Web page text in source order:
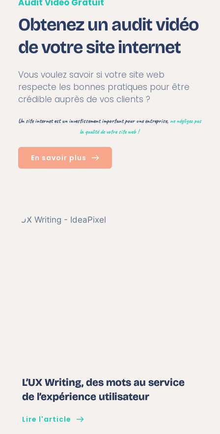
Audit Vidéo Gratuit
Obtenez un audit vidéo
de votre site internet
Vous voulez savoir si votre site web
respecte les bonnes pratiques pour être
crédible auprès de vos clients ?
Un site internet est un investissement important pour une entreprise, ne négligez pas
la qualité de votre site web !
En savoir plus
L’UX Writing, des mots au service
de l’expérience utilisateur
Lire l'article